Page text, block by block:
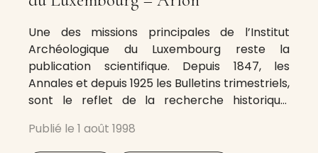
Une des missions principales de l’Institut
Archéologique du Luxembourg reste la
publication scientifique. Depuis 1847, les
Annales et depuis 1925 les Bulletins trimestriels,
sont le reflet de la recherche historique,
province.
Publié le 1 août 1998